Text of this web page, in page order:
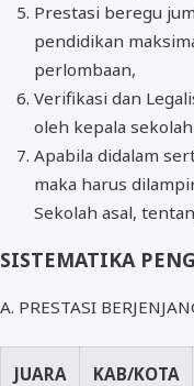
Prestasi beregu
pendidikan
perlombaan,
Verifikasi dan
oleh kepala sekolah
Apabila didalam
maka harus
Sekolah asal,
SISTEMATIKA
A. PRESTASI
JUARA KAB/KOTA